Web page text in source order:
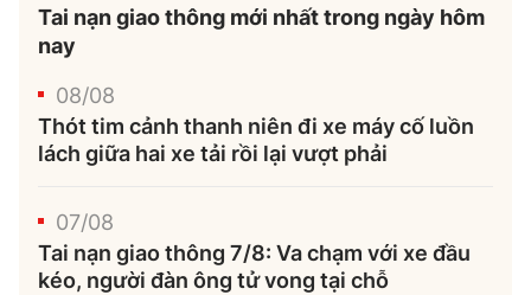
Tai nạn giao thông mới nhất trong ngày hôm
nay
08/08
Thót tim cảnh thanh niên đi xe máy cố luồn
lách giữa hai xe tải rồi lại vượt phải
07/08
Tai nạn giao thông 7/8: Va chạm với xe đầu
kéo, người đàn ông tử vong tại chỗ